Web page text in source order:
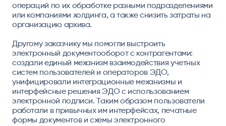
операций по их обработке разными подразделениями
или компаниями холдинга, а также снизить затраты на
организацию архива.
Другому заказчику мы помогли выстроить
электронный документооборот с контрагентами:
создали единый механизм взаимодействия учетных
систем пользователей и операторов ЭДО,
унифицировали интеграционные механизмы и
интерфейсные решения ЭДО с использованием
электронной подписи. Таким образом пользователи
работали в привычных им интерфейсах, печатные
формы документов и схемы электронного